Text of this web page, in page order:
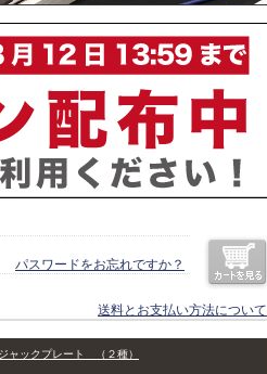
パスワードをお忘れですか？
送料とお支払い方法について
ャックプレート （２種）